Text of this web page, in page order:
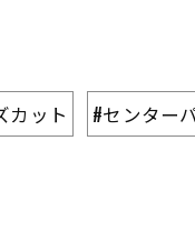
カット #センター